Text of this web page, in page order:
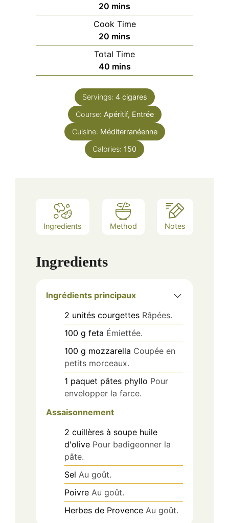
20 minutes
mins
Cook Time
20 minutes
mins
Total Time
40minutes
mins
Servings: 4 cigares
Course: Apéritif, Entrée
Cuisine: Méditerranéenne
Calories: 150
Ingredients Method Notes
Ingredients
Ingrédients principaux
2 unités courgettes Râpées.
100 g feta Émiettée.
100 g mozzarella Coupée en
petits morceaux.
1 paquet pâtes phyllo Pour
envelopper la farce.
Assaisonnement
2 cuillères à soupe huile
d'olive Pour badigeonner la
pâte.
Sel Au goût.
Poivre Au goût.
Herbes de Provence Au goût.